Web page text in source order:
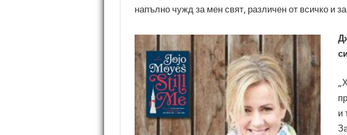
напълно чужд за мен свят, различен от всичко и
и